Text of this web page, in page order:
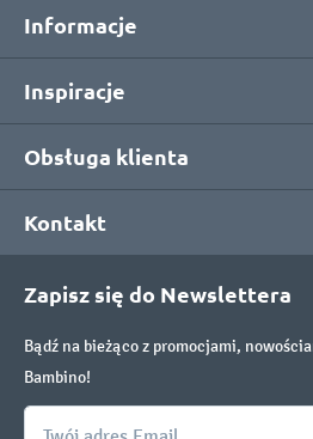
Informacje
Inspiracje
Obsługa klienta
Kontakt
Zapisz się do Newslettera
Bądź na bieżąco z promocjami,
Bambino!